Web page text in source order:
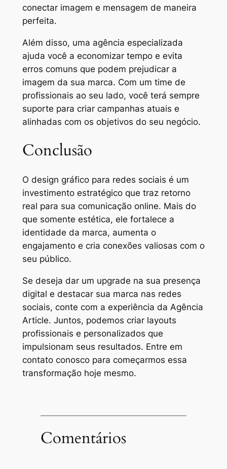
conectar imagem e mensagem de maneira
perfeita.
Além disso, uma agência especializada
ajuda você a economizar tempo e evita
erros comuns que podem prejudicar a
imagem da sua marca. Com um time de
profissionais ao seu lado, você terá sempre
suporte para criar campanhas atuais e
alinhadas com os objetivos do seu negócio.
Conclusão
O design gráfico para redes sociais é um
investimento estratégico que traz retorno
real para sua comunicação online. Mais do
que somente estética, ele fortalece a
identidade da marca, aumenta o
engajamento e cria conexões valiosas com o
seu público.
Se deseja dar um upgrade na sua presença
digital e destacar sua marca nas redes
sociais, conte com a experiência da Agência
Article. Juntos, podemos criar layouts
profissionais e personalizados que
impulsionam seus resultados. Entre em
contato conosco para começarmos essa
transformação hoje mesmo.
Comentários